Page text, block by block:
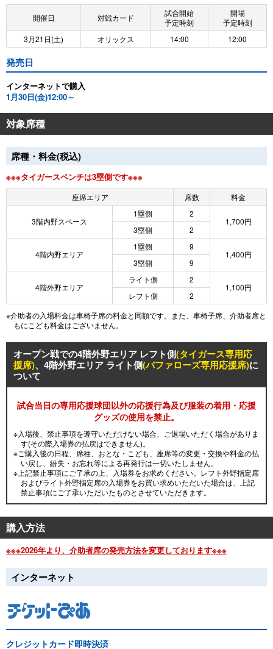
開催日 対戦カード
試合開始
予定時刻
開場
予定時刻
3月21日(土)
オリックス 14:00 12:00
発売日
インターネットで購入
1月30日(金)12:00～
対象席種
席種・料金(税込)
※※※タイガースベンチは3塁側です※※※
座席エリア 席数 料金
3階内野スペース
1塁側 2
1,700円
3塁側
2
4階内野エリア
1塁側 9
1,400円
3塁側
9
4階外野エリア
ライト側 2
1,100円
レフト側
2
※介助者の入場料金は車椅子席の料金と同額です。また、車椅子席、介助者席と
もにこども料金はございません。
オープン戦での4階外野エリア レフト側(タイガース専用応
援席)、4階外野エリア ライト側(バファローズ専用応援席)に
ついて
試合当日の専用応援球団以外の応援行為及び服装の着用・応援
グッズの使用を禁止。
※入場後、禁止事項を遵守いただけない場合、ご退場いただく場合がありま
す(その際入場券の払戻はできません)。
※ご購入後の日程、席種、おとな・こども、座席等の変更・交換や料金の払
い戻し、紛失・お忘れ等による再発行は一切いたしません。
※上記禁止事項にご了承の上、入場券をお求めください。レフト外野指定席
およびライト外野指定席の入場券をお買い求めいただいた場合は、上記
禁止事項にご了承いただいたものとさせていただきます。
購入方法
※※※2026年より、介助者席の発売方法を変更しております※※※
インターネット
クレジットカード即時決済